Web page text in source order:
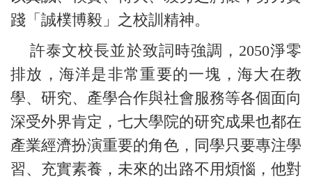
踐「誠樸博毅」之校訓精神。
許泰文校長並於致詞時強調，2050淨零
排放，海洋是非常重要的一塊，海大在教
學、研究、產學合作與社會服務等各個面向
深受外界肯定，七大學院的研究成果也都在
產業經濟扮演重要的角色，同學只要專注學
習、充實素養，未來的出路不用煩惱，他對